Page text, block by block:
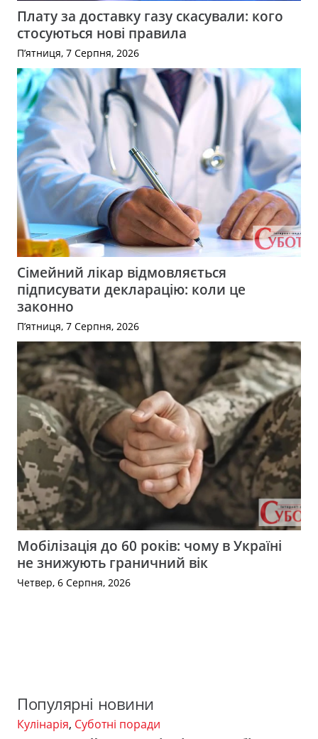
Плату за доставку газу скасували: кого
стосуються нові правила
П’ятниця, 7 Серпня, 2026
Сімейний лікар відмовляється
підписувати декларацію: коли це
законно
П’ятниця, 7 Серпня, 2026
Мобілізація до 60 років: чому в Україні
не знижують граничний вік
Четвер, 6 Серпня, 2026
Популярні новини
Кулінарія, Суботні поради